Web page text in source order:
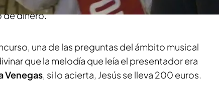
de dinero.
una de las preguntas del ámbito musical
que la melodía que leía el presentador era
Venegas, si lo acierta, Jesús se lleva 200 euros.